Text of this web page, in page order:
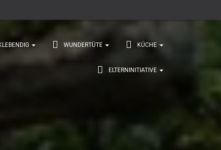
WUNDERTÜTE KÜCHE
ELTERNINITIATIVE